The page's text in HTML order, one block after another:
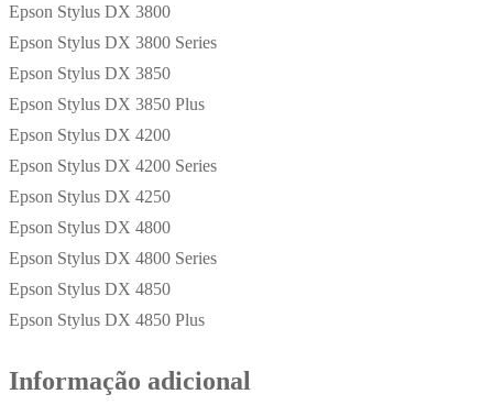
Epson Stylus DX 3800
Epson Stylus DX 3800 Series
Epson Stylus DX 3850
Epson Stylus DX 3850 Plus
Epson Stylus DX 4200
Epson Stylus DX 4200 Series
Epson Stylus DX 4250
Epson Stylus DX 4800
Epson Stylus DX 4800 Series
Epson Stylus DX 4850
Epson Stylus DX 4850 Plus
Informação adicional